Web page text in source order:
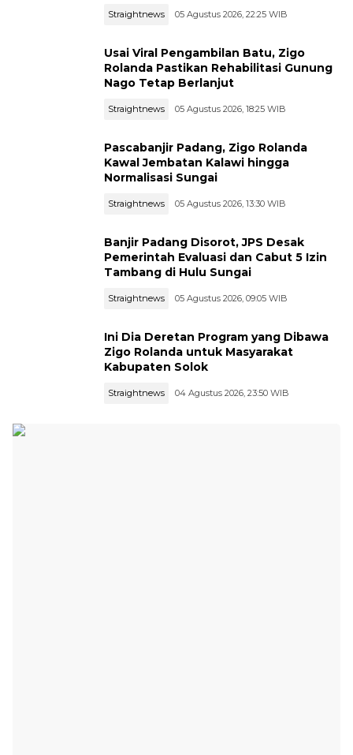
Straightnews 05 Agustus 2026, 22:25 WIB
Usai Viral Pengambilan Batu, Zigo
Rolanda Pastikan Rehabilitasi Gunung
Nago Tetap Berlanjut
Straightnews 05 Agustus 2026, 18:25 WIB
Pascabanjir Padang, Zigo Rolanda
Kawal Jembatan Kalawi hingga
Normalisasi Sungai
Straightnews 05 Agustus 2026, 13:30 WIB
Banjir Padang Disorot, JPS Desak
Pemerintah Evaluasi dan Cabut 5 Izin
Tambang di Hulu Sungai
Straightnews 05 Agustus 2026, 09:05 WIB
Ini Dia Deretan Program yang Dibawa
Zigo Rolanda untuk Masyarakat
Kabupaten Solok
Straightnews 04 Agustus 2026, 23:50 WIB